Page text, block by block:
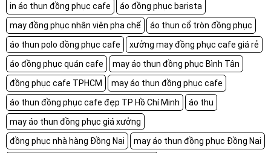
in áo thun đồng phục cafe
áo đồng phục barista
may đồng phục nhân viên pha chế
áo thun cổ tròn đồng phục
áo thun polo đồng phục cafe
xưởng may đồng phục cafe giá rẻ
áo đồng phục quán cafe
may áo thun đồng phục Bình Tân
đồng phục cafe TPHCM
may áo thun đồng phục cafe
áo thun đồng phục cafe đẹp TP Hồ Chí Minh
áo thu
may áo thun đồng phục giá xưởng
đồng phục nhà hàng Đồng Nai
may áo thun đồng phục Đồng Nai